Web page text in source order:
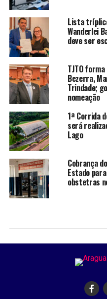
Lista
Wanderlei
deve ser
TJTO
Bezerra,
Trindade;
nomeação
1ª Corrida
será
Lago
Cobrança
Estado
obstetras